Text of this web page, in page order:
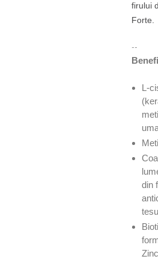
firului
Forte.
--
L-
din